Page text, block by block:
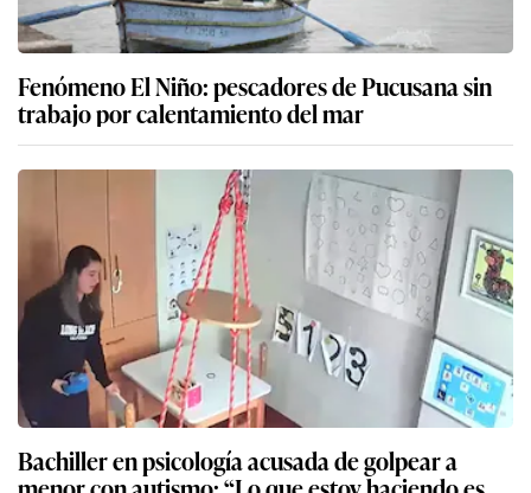
Fenómeno El Niño: pescadores de Pucusana sin
trabajo por calentamiento del mar
Bachiller en psicología acusada de golpear a